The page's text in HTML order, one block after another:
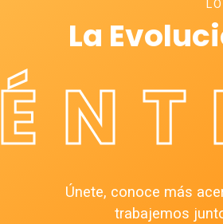
La
Únete, conoce más
trabajemos